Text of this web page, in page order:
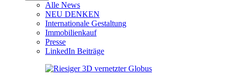
Alle News
NEU DENKEN
Internationale Gestaltung
Immobilienkauf
Presse
LinkedIn Beiträge